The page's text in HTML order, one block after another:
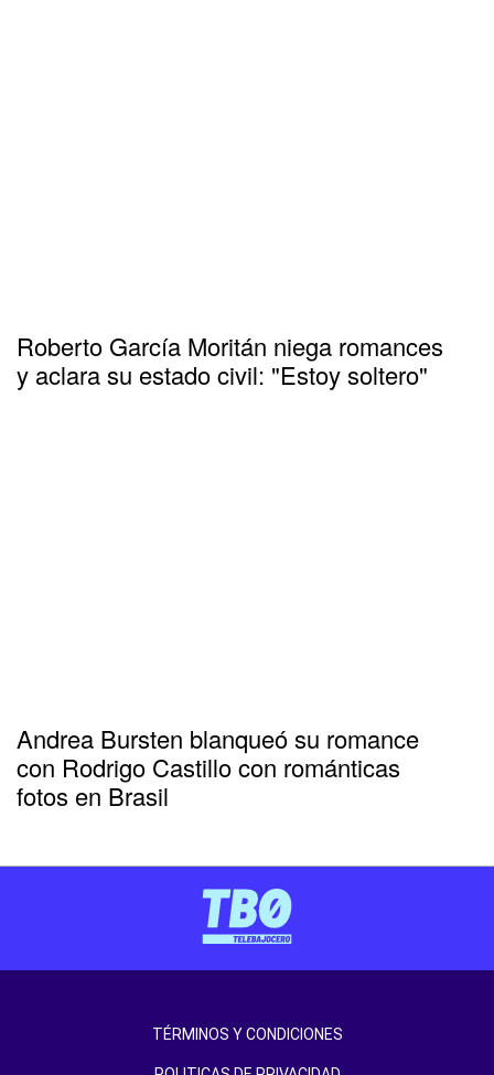
Roberto García Moritán niega romances
y aclara su estado civil: "Estoy soltero"
Andrea Bursten blanqueó su romance
con Rodrigo Castillo con románticas
fotos en Brasil
TÉRMINOS Y CONDICIONES